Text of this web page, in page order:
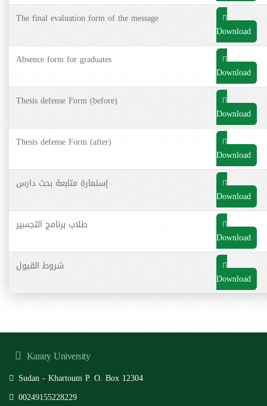
The final evaluation form of the message
Download
Absence form for graduates
Download
Thesis defense Form (before)
Download
Thesis defense Form (after)
Download
إستمارة متابعة بحث دارس
Download
طلاب برنامج التجسير
Download
شروط القبول
Download
Karary University
Sudan - Khartoum P. O. Box 12304
00249155228229